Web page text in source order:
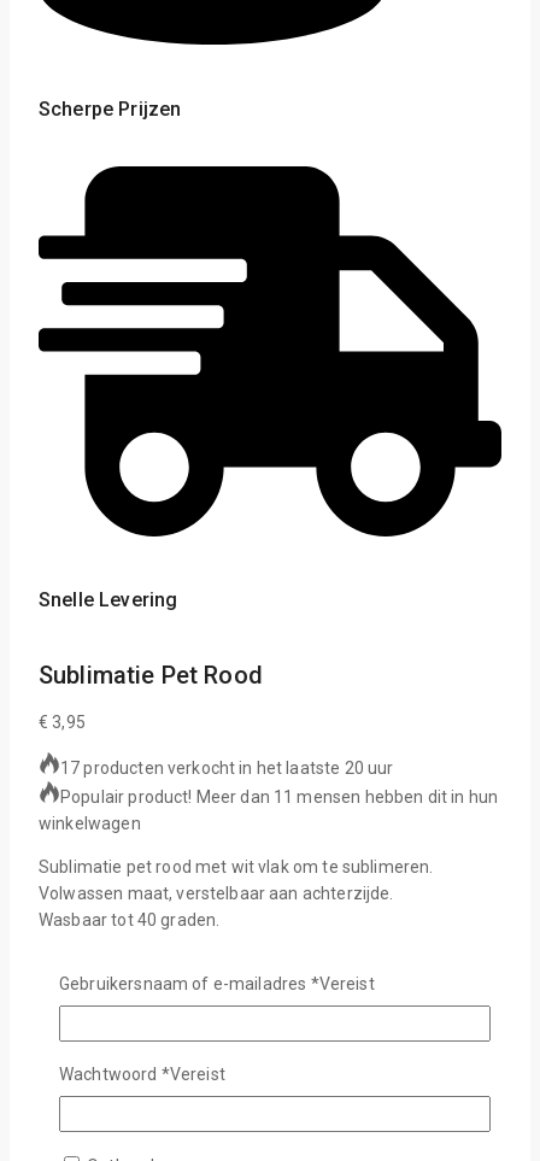
Scherpe Prijzen
Snelle Levering
Sublimatie Pet Rood
€ 3,95
17 producten verkocht in het laatste 20 uur
Populair product! Meer dan 11 mensen hebben dit in hun
winkelwagen
Sublimatie pet rood met wit vlak om te sublimeren.
Volwassen maat, verstelbaar aan achterzijde.
Wasbaar tot 40 graden.
Sublimatie Pet Rood aantal
In Winkelwagen
Stel Een Vraag
Gebruikersnaam of e-mailadres *Vereist
Wachtwoord *Vereist